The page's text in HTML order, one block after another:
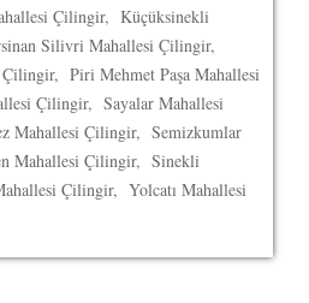
Çilingir, Küçüksinekli
Silivri Mahallesi Çilingir,
Piri Mehmet Paşa Mahallesi
Çilingir, Sayalar Mahallesi
Mahallesi Çilingir, Semizkumlar
Mahallesi Çilingir, Sinekli
Çilingir, Yolcatı Mahallesi